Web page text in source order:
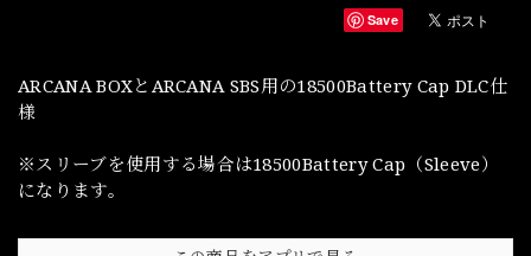
Save
ARCANA BOXとARCANA SBS用の18500Battery Cap DLC仕
様
※スリーブを使用する場合は18500Battery Cap（Sleeve）
になります。